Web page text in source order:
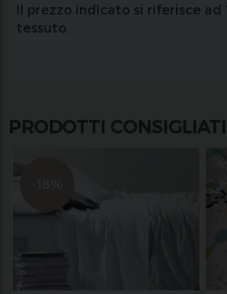
Il prezzo indicato si riferisce ad
tessuto.
PRODOTTI CONSIGLIATI